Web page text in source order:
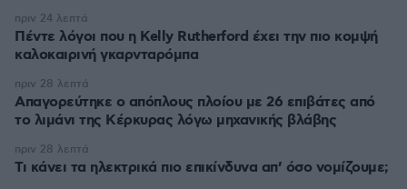
Πέντε λόγοι που η Kelly Rutherford έχει την πιο κομψή
καλοκαιρινή γκαρνταρόμπα
πριν 24 λεπτά
Απαγορεύτηκε ο απόπλους πλοίου με 26 επιβάτες από
το λιμάνι της Κέρκυρας λόγω μηχανικής βλάβης
πριν 28 λεπτά
Τι κάνει τα ηλεκτρικά πιο επικίνδυνα απ’ όσο νομίζουμε;
πριν 28 λεπτά